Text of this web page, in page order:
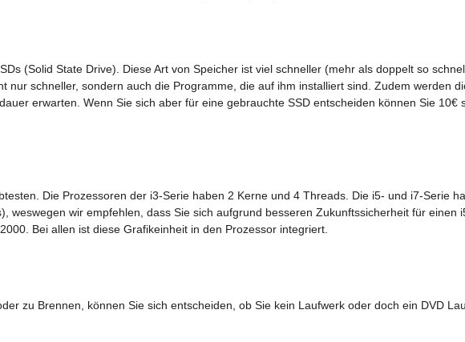
(Solid State Drive). Diese Art von Speicher ist viel schneller (mehr als doppelt so
nur schneller, sondern auch die Programme, die auf ihm installiert sind. Zudem werden
erwarten. Wenn Sie sich aber für eine gebrauchte SSD entscheiden können Sie 10€
Die Prozessoren der i3-Serie haben 2 Kerne und 4 Threads. Die i5- und i7-Serie
weswegen wir empfehlen, dass Sie sich aufgrund besseren Zukunftssicherheit für einen
Bei allen ist diese Grafikeinheit in den Prozessor integriert.
zu Brennen, können Sie sich entscheiden, ob Sie kein Laufwerk oder doch ein DVD